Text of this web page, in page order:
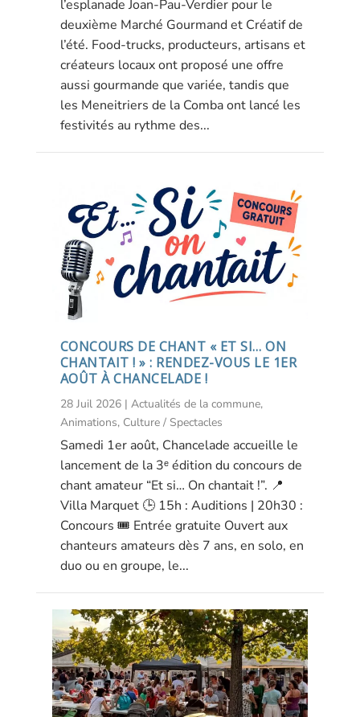
l’esplanade Joan-Pau-Verdier pour le
deuxième Marché Gourmand et Créatif de
l’été. Food-trucks, producteurs, artisans et
créateurs locaux ont proposé une offre
aussi gourmande que variée, tandis que
les Meneitriers de la Comba ont lancé les
festivités au rythme des...
CONCOURS DE CHANT « ET SI… ON
CHANTAIT ! » : RENDEZ-VOUS LE 1ER
AOÛT À CHANCELADE !
28 Juil 2026| Actualités de la commune,
Animations, Culture / Spectacles
Samedi 1er août, Chancelade accueille le
lancement de la 3ᵉ édition du concours de
chant amateur “Et si… On chantait !”. 📍
Villa Marquet 🕒 15h : Auditions | 20h30 :
Concours 🎟️ Entrée gratuite Ouvert aux
chanteurs amateurs dès 7 ans, en solo, en
duo ou en groupe, le...